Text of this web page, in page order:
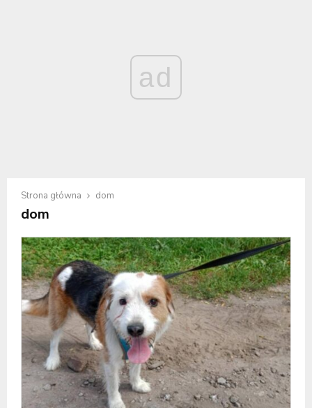
ad
Strona główna dom
dom